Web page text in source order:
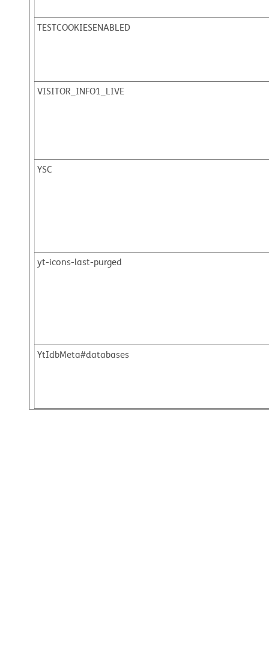
TESTCOOKIESENABLED
VISITOR_INFO1_LIVE
YSC
yt-icons-last-purged
YtIdbMeta#databases